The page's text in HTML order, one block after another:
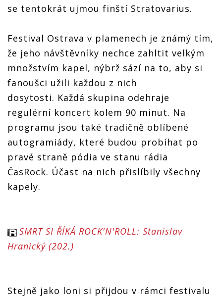
se tentokrát ujmou finští Stratovarius.
Festival Ostrava v plamenech je známý tím,
že jeho návštěvníky nechce zahltit velkým
množstvím kapel, nýbrž sází na to, aby si
fanoušci užili každou z nich
dosytosti. Každá skupina odehraje
regulérní koncert kolem 90 minut. Na
programu jsou také tradičně oblíbené
autogramiády, které budou probíhat po
pravé straně pódia ve stanu rádia
ČasRock. Účast na nich přislíbily všechny
kapely.
SMRT SI ŘÍKÁ ROCK'N'ROLL: Stanislav
Hranický (202.)
Stejně jako loni si přijdou v rámci festivalu